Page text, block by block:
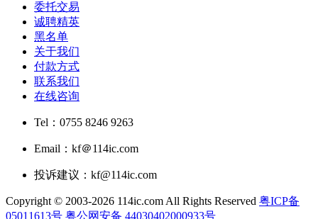
委托交易
诚聘精英
黑名单
关于我们
付款方式
联系我们
在线咨询
Tel：0755 8246 9263
Email：kf＠114ic.com
投诉建议：kf@114ic.com
Copyright © 2003-2026 114ic.com All Rights Reserved 粤ICP备
05011613号 粤公网安备 44030402000933号